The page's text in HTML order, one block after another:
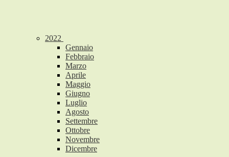
2022
Gennaio
Febbraio
Marzo
Aprile
Maggio
Giugno
Luglio
Agosto
Settembre
Ottobre
Novembre
Dicembre